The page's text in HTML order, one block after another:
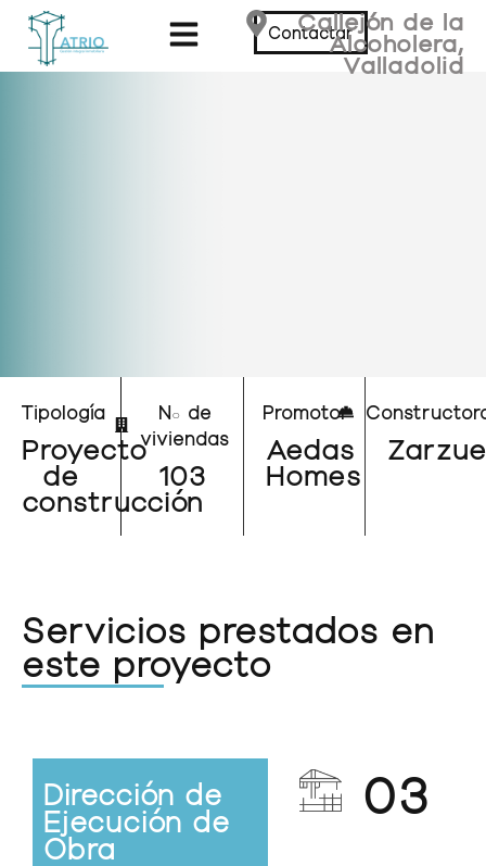
Contactar
Callejón de la
Alcoholera,
Valladolid
Tipología
Proyecto
de
construcción
Nº de
viviendas
103
Promotor
Aedas
Homes
Servicios prestados en
este proyecto
Dirección de
Ejecución de
Obra
03